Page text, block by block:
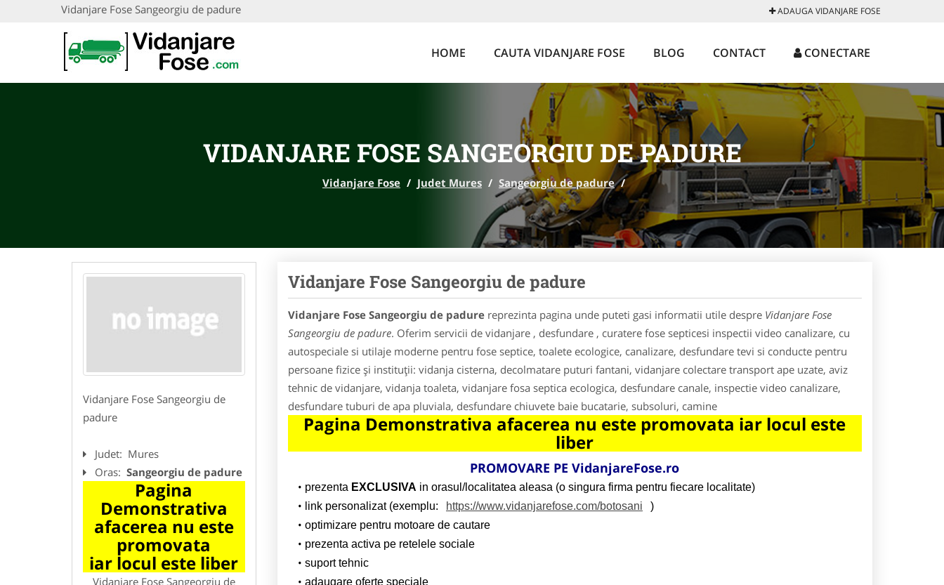
Vidanjare Fose Sangeorgiu de padure ADAUGA VIDANJARE FOSE
HOME CAUTA VIDANJARE FOSE BLOG CONTACT CONECTARE
VIDANJARE FOSE SANGEORGIU DE PADURE
Vidanjare Fose / Judet Mures / Sangeorgiu de padure /
Vidanjare Fose Sangeorgiu de
padure
Judet: Mures
Oras: Sangeorgiu de padure
Pagina
Demonstrativa
afacerea nu este
promovata
iar locul este liber
Vidanjare Fose Sangeorgiu de
Vidanjare Fose Sangeorgiu de padure
Vidanjare Fose Sangeorgiu de padurereprezinta pagina unde puteti gasi informatii utile despre Vidanjare Fose
Sangeorgiu de padure. Oferim servicii de vidanjare , desfundare , curatere fose septicesi inspectii video canalizare, cu
autospeciale si utilaje moderne pentru fose septice, toalete ecologice, canalizare, desfundare tevi si conducte pentru
persoane fizice și instituții: vidanja cisterna, decolmatare puturi fantani, vidanjare colectare transport ape uzate, aviz
tehnic de vidanjare, vidanja toaleta, vidanjare fosa septica ecologica, desfundare canale, inspectie video canalizare,
desfundare tuburi de apa pluviala, desfundare chiuvete baie bucatarie, subsoluri, camine
Pagina Demonstrativa afacerea nu este promovata iar locul este
liber
PROMOVARE PE VidanjareFose.ro
prezenta EXCLUSIVA in orasul/localitatea aleasa (o singura firma pentru fiecare localitate)
link personalizat (exemplu:
https://www.vidanjarefose.com/botosani
)
optimizare pentru motoare de cautare
prezenta activa pe retelele sociale
suport tehnic
adaugare oferte speciale